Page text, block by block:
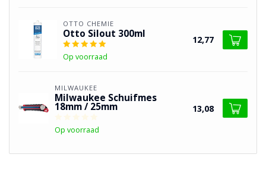
OTTO CHEMIE
Otto Silout 300ml
Op voorraad
12,77
MILWAUKEE
Milwaukee Schuifmes
18mm / 25mm
Op voorraad
13,08